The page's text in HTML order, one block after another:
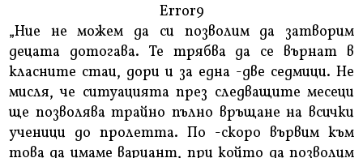
Error9
„Ние не можем да си позволим да затворим
децата дотогава. Те трябва да се върнат в
класните стаи, дори и за една -две седмици. Не
мисля, че ситуацията през следващите месеци
ще позволява трайно пълно връщане на всички
ученици до пролетта. По -скоро вървим към
това да имаме вариант, при който да позволим